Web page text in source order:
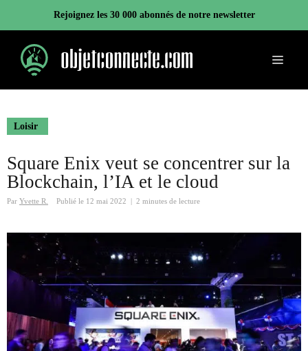
contenu
Rejoignez les 30 000 abonnés de notre newsletter
Menu
Loisir
Square Enix veut se concentrer sur la
Blockchain, l’IA et le cloud
Par Yvette R. Publié le 12 mai 2022 2 minutes de lecture